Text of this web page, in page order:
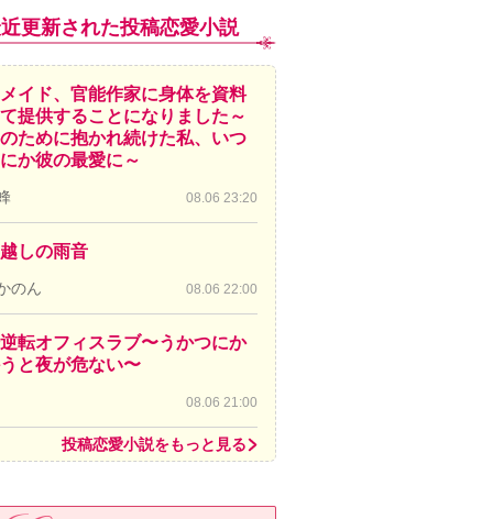
更新された投稿恋愛小説
イド、官能作家に身体を資料
提供することになりました～
ために抱かれ続けた私、いつ
か彼の最愛に～
08.06 23:20
しの雨音
のん 08.06 22:00
転オフィスラブ〜うかつにか
と夜が危ない〜
08.06 21:00
投稿恋愛小説をもっと見る